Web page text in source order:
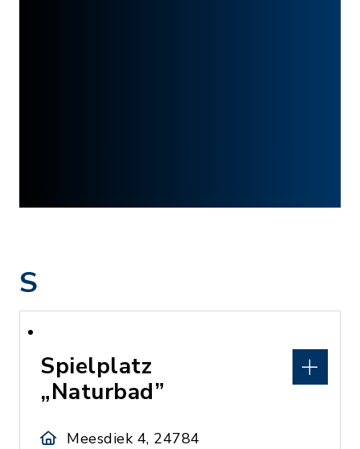
S
Spielplatz
„Naturbad”
Meesdiek 4, 24784